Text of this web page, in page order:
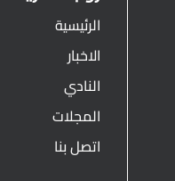
الرئيسية
الاخبار
النادي
المجلات
اتصل بنا